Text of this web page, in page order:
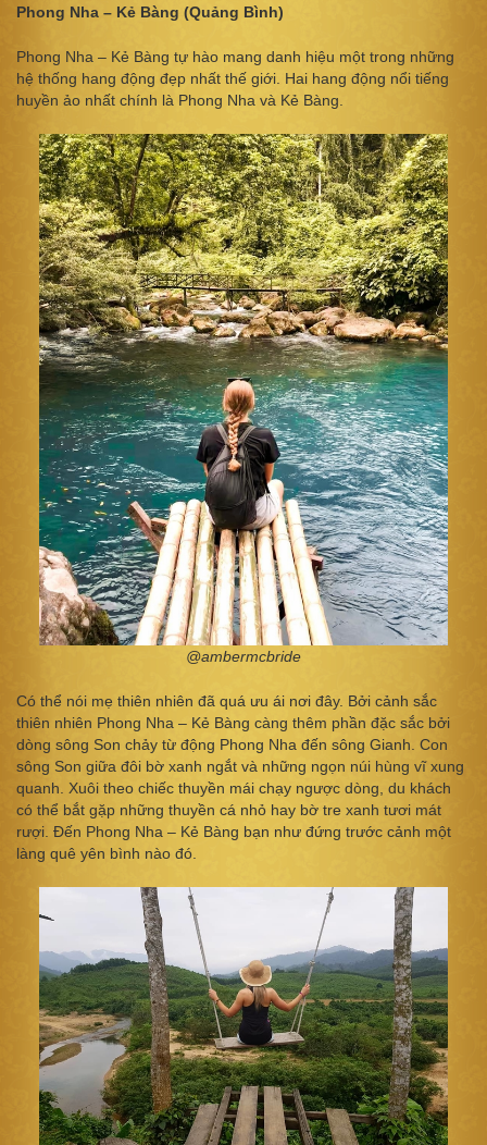
Phong Nha – Kẻ Bàng (Quảng Bình)
Phong Nha – Kẻ Bàng tự hào mang danh hiệu một trong những
hệ thống hang động đẹp nhất thế giới. Hai hang động nổi tiếng
huyền ảo nhất chính là Phong Nha và Kẻ Bàng.
@ambermcbride
Có thể nói mẹ thiên nhiên đã quá ưu ái nơi đây. Bởi cảnh sắc
thiên nhiên Phong Nha – Kẻ Bàng càng thêm phần đặc sắc bởi
dòng sông Son chảy từ động Phong Nha đến sông Gianh. Con
sông Son giữa đôi bờ xanh ngắt và những ngọn núi hùng vĩ xung
quanh. Xuôi theo chiếc thuyền mái chạy ngược dòng, du khách
có thể bắt gặp những thuyền cá nhỏ hay bờ tre xanh tươi mát
rượi. Đến Phong Nha – Kẻ Bàng bạn như đứng trước cảnh một
làng quê yên bình nào đó.